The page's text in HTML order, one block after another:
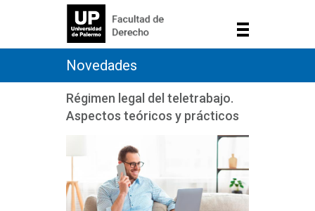
Novedades
Régimen legal del teletrabajo.
Aspectos teóricos y prácticos